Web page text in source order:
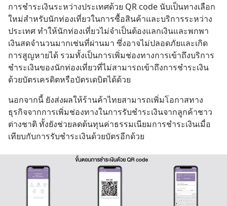
การชำระเงินระหว่างประเทศด้วย QR code นับเป็นทางเลือก
ใหม่สำหรับนักท่องเที่ยวในการซื้อสินค้าและบริการระหว่าง
ประเทศ ทำให้นักท่องเที่ยวไม่จำเป็นต้องแลกเงินและพกพา
เงินสดจำนวนมากเช่นที่ผ่านมา ซึ่งอาจไม่ปลอดภัยและเกิด
การสูญหายได้ รวมทั้งเป็นการเพิ่มช่องทางการเข้าถึงบริการ
ชำระเงินของนักท่องเที่ยวที่ไม่สามารถเข้าถึงการชำระเงิน
ด้วยบัตรเครดิตหรือบัตรเดบิตได้ด้วย
นอกจากนี้ ยังส่งผลให้ร้านค้าไทยสามารถเพิ่มโอกาสทาง
ธุรกิจจากการเพิ่มช่องทางในการรับชำระเงินจากลูกค้าชาว
ต่างชาติ ทั้งยังช่วยลดต้นทุนค่าธรรมเนียมการชำระเงินเมื่อ
เทียบกับการรับชำระเงินด้วยบัตรอีกด้วย